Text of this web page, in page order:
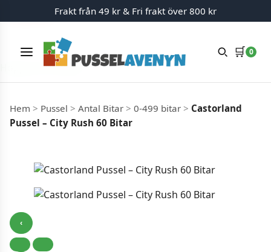
Hoppa till innehåll
Frakt från 49 kr & Fri frakt över 800 kr
Meny 🛒 0
Hem > Pussel > Antal Bitar > 0-499 bitar > Castorland
Pussel – City Rush 60 Bitar
‹